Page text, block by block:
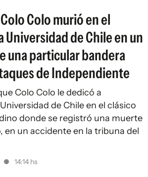
Colo murió en el
de Chile en un
una particular bandera
de Independiente
Colo Colo le dedicó a
de Chile en el clásico
donde se registró una muerte
en un accidente en la tribuna del
14:14 hs